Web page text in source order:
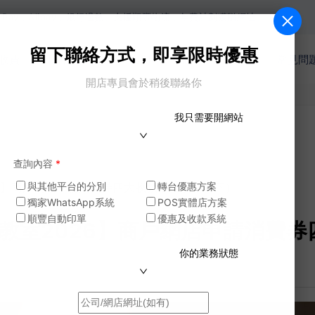
，銀行過數。支援順豐物流，年費計劃獲贈網址。
網店功能 商戶案例 模版 電商教室 常見問
留下聯絡方式，即享限時優惠
開店專員會於稍後聯絡你
我只需要開網站
查詢內容 *
與其他平台的分別
轉台優惠方案
獨家WhatsApp系統
POS實體店方案
順豐自動印單
優惠及收款系統
你的業務狀態
商戶網店申請消費券四大收款平台攻略（下）
室2026】商戶網店申請消費券